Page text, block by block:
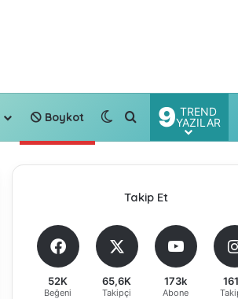
Boykot Dış görünümü değiştir
Arama yap ...
9 TREND
YAZILAR
Takip Et
52K
Beğeni
65,6K
Takipçi
173k
Abone